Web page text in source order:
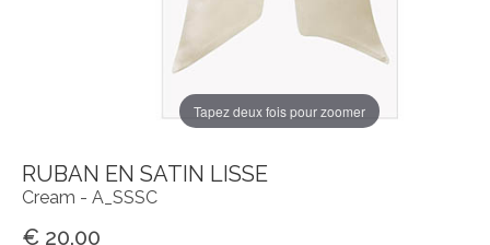
Tapez deux fois pour zoomer
RUBAN EN SATIN LISSE
Cream - A_SSSC
€ 20.00